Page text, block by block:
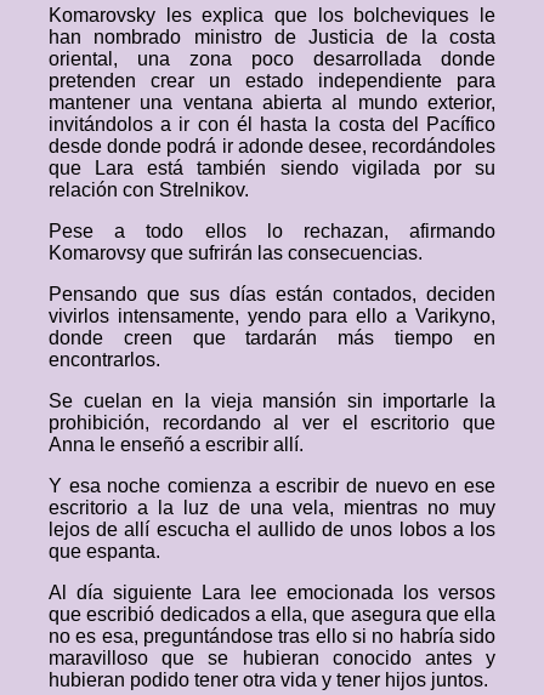
Komarovsky les explica que los bolcheviques le
han nombrado ministro de Justicia de la costa
oriental, una zona poco desarrollada donde
pretenden crear un estado independiente para
mantener una ventana abierta al mundo exterior,
invitándolos a ir con él hasta la costa del Pacífico
desde donde podrá ir adonde desee, recordándoles
que Lara está también siendo vigilada por su
relación con Strelnikov.
Pese a todo ellos lo rechazan, afirmando
Komarovsy que sufrirán las consecuencias.
Pensando que sus días están contados, deciden
vivirlos intensamente, yendo para ello a Varikyno,
donde creen que tardarán más tiempo en
encontrarlos.
Se cuelan en la vieja mansión sin importarle la
prohibición, recordando al ver el escritorio que
Anna le enseñó a escribir allí.
Y esa noche comienza a escribir de nuevo en ese
escritorio a la luz de una vela, mientras no muy
lejos de allí escucha el aullido de unos lobos a los
que espanta.
Al día siguiente Lara lee emocionada los versos
que escribió dedicados a ella, que asegura que ella
no es esa, preguntándose tras ello si no habría sido
maravilloso que se hubieran conocido antes y
hubieran podido tener otra vida y tener hijos juntos.